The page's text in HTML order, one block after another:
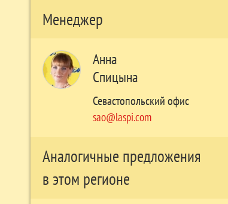
Менеджер
Анна
Спицына
Севастопольский офис
sao@laspi.com
Аналогичные предложения
в этом регионе